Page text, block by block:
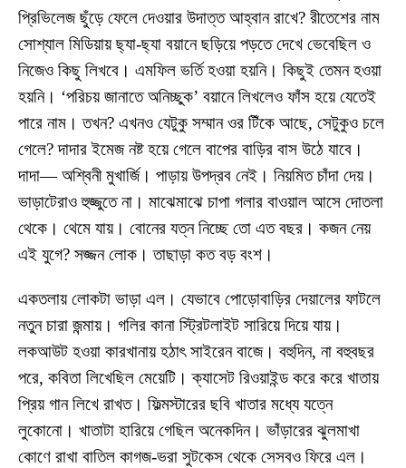
প্রিভিলেজ ছুঁড়ে ফেলে দেওয়ার উদাত্ত আহ্বান রাখে? রীতেশের নাম
সোশ্যাল মিডিয়ায় ছ্যা-ছ্যা বয়ানে ছড়িয়ে পড়তে দেখে ভেবেছিল ও
নিজেও কিছু লিখবে। এমফিল ভর্তি হওয়া হয়নি। কিছুই তেমন হওয়া
হয়নি। ‘পরিচয় জানাতে অনিচ্ছুক’ বয়ানে লিখলেও ফাঁস হয়ে যেতেই
পারে নাম। তখন? এখনও যেটুকু সম্মান ওর টিঁকে আছে, সেটুকুও চলে
গেলে? দাদার ইমেজ নষ্ট হয়ে গেলে বাপের বাড়ির বাস উঠে যাবে।
দাদা— অশ্বিনী মুখার্জি। পাড়ায় উপদ্রব নেই। নিয়মিত চাঁদা দেয়।
ভাড়াটেরাও হুজ্জুতে না। মাঝেমাঝে চাপা গলার বাওয়াল আসে দোতলা
থেকে। থেমে যায়। বোনের যত্ন নিচ্ছে তো এত বছর। কজন নেয়
এই যুগে? সজ্জন লোক। তাছাড়া কত বড় বংশ।
একতলায় লোকটা ভাড়া এল। যেভাবে পোড়োবাড়ির দেয়ালের ফাটলে
নতুন চারা জন্মায়। গলির কানা স্ট্রিটলাইট সারিয়ে দিয়ে যায়।
লকআউট হওয়া কারখানায় হঠাৎ সাইরেন বাজে। বহুদিন, না বহুবছর
পরে, কবিতা লিখেছিল মেয়েটি। ক্যাসেট রিওয়াইন্ড করে করে খাতায়
প্রিয় গান লিখে রাখত। ফিল্মস্টারের ছবি খাতার মধ্যে যত্নে
লুকোনো। খাতাটা হারিয়ে গেছিল অনেকদিন। ভাঁড়ারের ঝুলমাখা
কোণে রাখা বাতিল কাগজ-ভরা সুটকেস থেকে সেসবও ফিরে এল।